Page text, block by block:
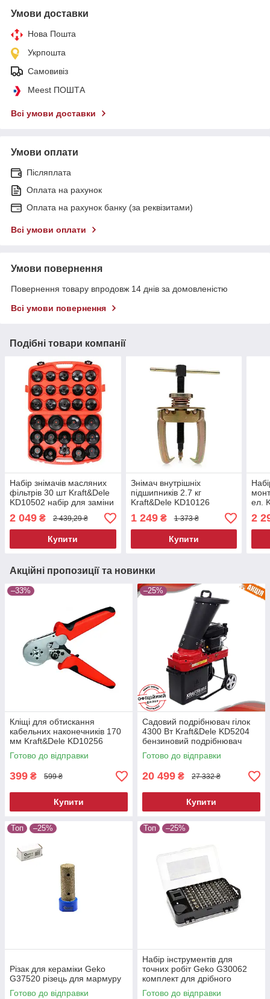
Умови доставки
Нова Пошта
Укрпошта
Самовивіз
Meest ПОШТА
Всі умови доставки
Умови оплати
Післяплата
Оплата на рахунок
Оплата на рахунок банку (за реквізитами)
Всі умови оплати
Умови повернення
Повернення товару впродовж 14 днів за домовленістю
Всі умови повернення
Подібні товари компанії
Набір знімачів масляних
фільтрів 30 шт Kraft&Dele
KD10502 набір для заміни
2 049 ₴ 2 439,29 ₴
Купити
Знімач внутрішніх
підшипників 2.7 кг
Kraft&Dele KD10126
1 249₴ 1 373 ₴
Купити
ел.
2
Акційні пропозиції та новинки
–33%
Кліщі для обтискання
кабельних наконечників 170
мм Kraft&Dele KD10256
обтискач кабельних гнізд
Готово до відправки
399 ₴ 599 ₴
Купити
–25%
Садовий подрібнювач гілок
4300 Вт Kraft&Dele KD5204
бензиновий подрібнювач
Готово до відправки
20 499 ₴ 27 332 ₴
Купити
Топ –25%
Різак для кераміки Geko
G37520 різець для мармуру
Готово до відправки
Топ –25%
Набір інструментів для
точних робіт Geko G30062
комплект для дрібного
ремонту
Готово до відправки